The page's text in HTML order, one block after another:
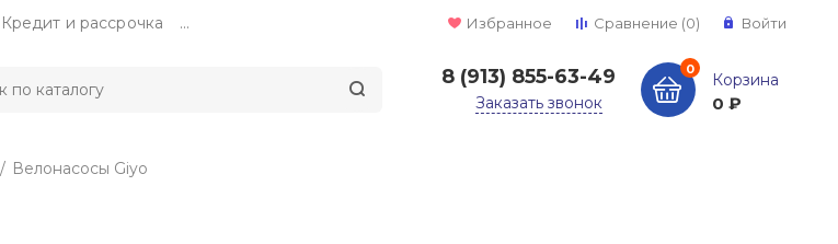
Кредит и рассрочка ... Избранное Сравнение (0) Войти
8 (913) 855-63-49
Заказать звонок
0
Корзина
0 ₽
Велонасосы Giyo